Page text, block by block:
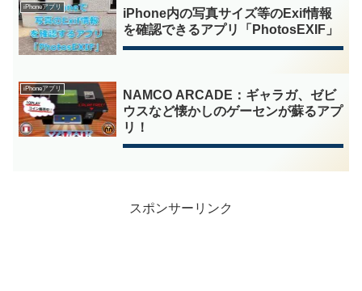
iPhoneアプリ
iPhone内の写真サイズ等のExif情報
を確認できるアプリ「PhotosEXIF」
iPhoneアプリ
NAMCO ARCADE：ギャラガ、ゼビ
ウスなど懐かしのゲーセンが蘇るアプ
リ！
スポンサーリンク